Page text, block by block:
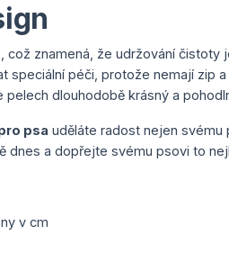
což znamená, že udržování čistoty
speciální péči, protože nemají zip
dlouhodobě krásný a
psa uděláte radost nejen svému
dnes a dopřejte svému psovi to
v cm